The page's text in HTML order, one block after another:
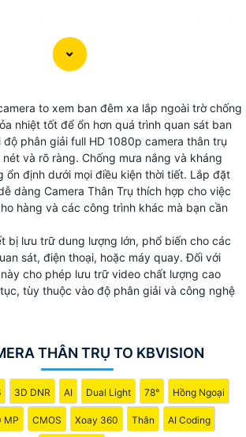
ngoại trời bạn cần tìm đến các sản
chất lượng hình ảnh tốt cả ban ngày
va đập hỗ trợ giám sát xa và có
môi trường ánh sáng yếu. cung
cao có thể hoạt động trong môi
trời và có khả năng điều chỉnh
to xem ban đêm xa lắp ngoài trờ chống
nhiệt tốt để ổn hơn quá trình quan sát ban
phân giải full HD 1080p camera thân trụ
và rõ ràng. Chống mưa nắng và kháng
ổn định dưới mọi điều kiện thời tiết. Lắp đặt
dàng Camera Thân Trụ thích hợp cho việc
hàng và các công trình khác mà bạn cần
bị lưu trữ dung lượng lớn, phổ biến cho các
sát, điện thoại, hoặc máy quay. Đối với
cho phép lưu trữ video chất lượng cao
tùy thuộc vào độ phân giải và công nghệ
THÂN TRỤ TO KBVISION
3D DNR AI Dual Light 78° Hồng Ngoại
MP CMOS Xoay 360 Thân AI Coding